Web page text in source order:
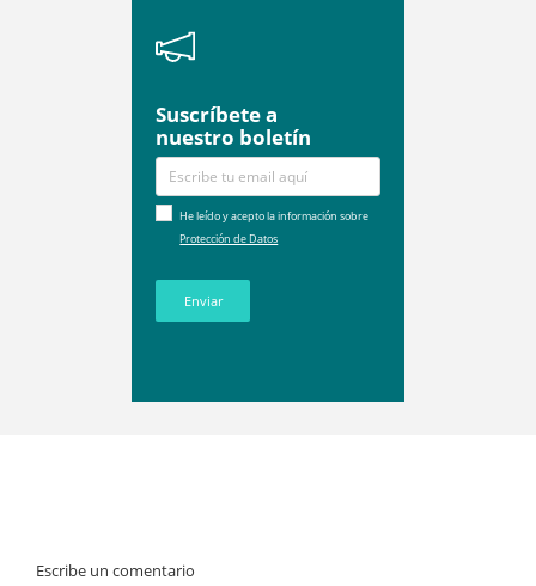
Suscríbete a
nuestro boletín
He leído y acepto la información sobre
Protección de Datos
Enviar
Escribe un comentario